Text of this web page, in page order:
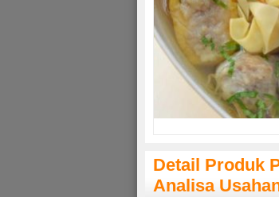
Detail Produk
Analisa